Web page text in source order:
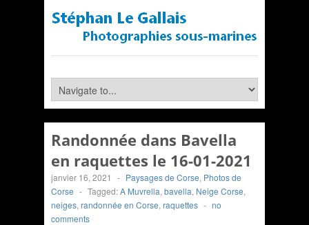
Randonnée dans Bavella
en raquettes le 16-01-2021
janvier 16, 2021 - Paysages de Corse, Photos de
Corse - Tagged:A Muvrella, bavella, Neige Corse,
neiges, randonnée en Corse, raquettes - no
comments